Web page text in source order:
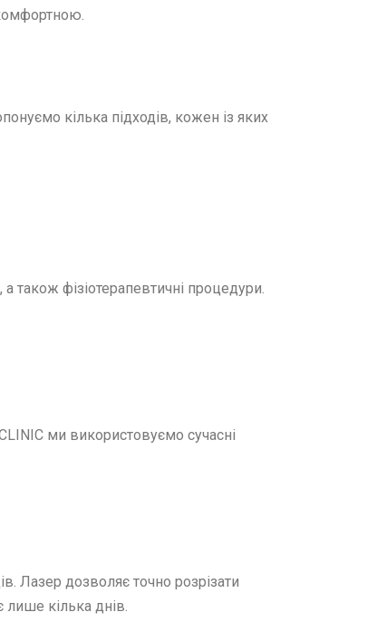
кілька підходів, кожен із яких
також фізіотерапевтичні процедури.
ми використовуємо сучасні
Лазер дозволяє точно розрізати
лише кілька днів.